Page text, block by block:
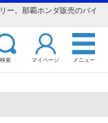
ー。那覇ホンダ販売のバイ
検索 マイページ メニュー